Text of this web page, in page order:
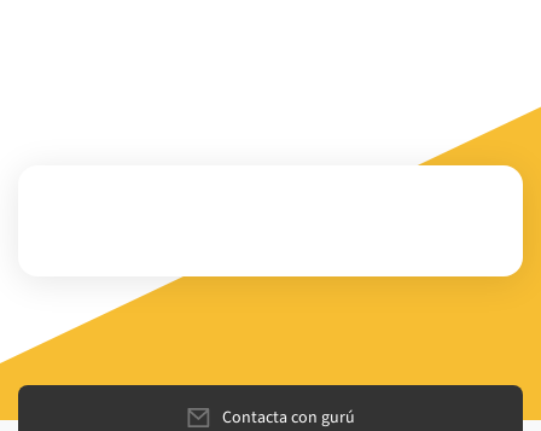
Contacta con gurú